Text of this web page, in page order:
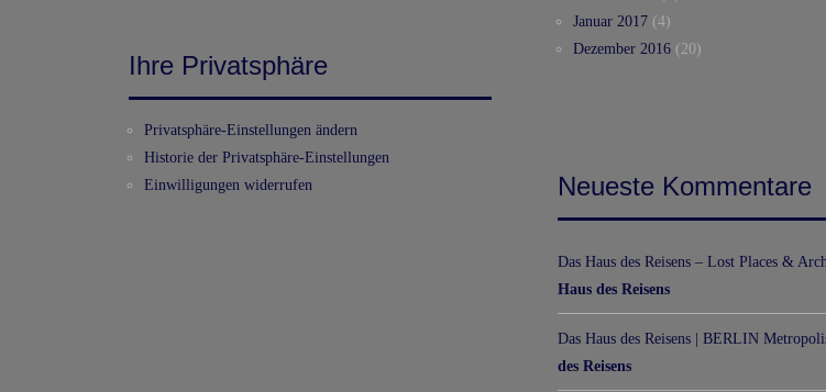
Ihre Privatsphäre
Privatsphäre-Einstellungen ändern
Historie der Privatsphäre-Einstellungen
Einwilligungen widerrufen
Januar 2017 (4)
Dezember 2016 (20)
Neueste Kommentare
Das Haus des Reisens – Lost Places &
Haus des Reisens
Das Haus des Reisens | BERLIN
des Reisens